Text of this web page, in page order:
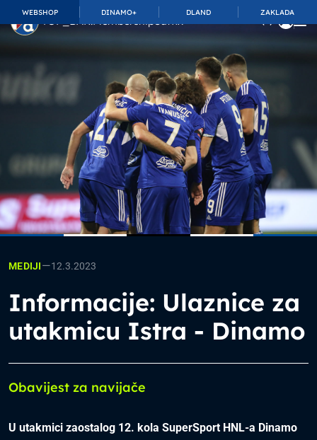
WEBSHOP DINAMO+ DLAND ZAKLADA
TOP_BAR.MembershipSuffix
MEDIJI—12.3.2023
Informacije: Ulaznice za
utakmicu Istra - Dinamo
Obavijest za navijače
U utakmici zaostalog 12. kola SuperSport HNL-a Dinamo